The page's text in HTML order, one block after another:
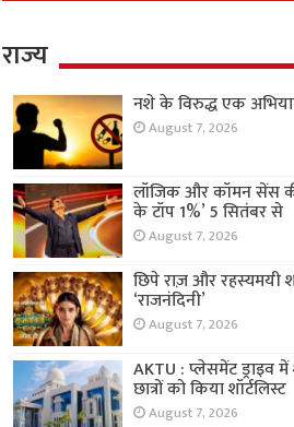
राज्य
नशे के विरुद्ध एक
August 7, 2026
लॉजिक और कॉमन सेंस की
के टॉप 1%’ 5 सितंबर से
August 7, 2026
छिपे राज़ और रहस्यमयी
‘राजनंदिनी’
August 7, 2026
AKTU : प्लेसमेंट ड्राइव में
छात्रों को किया शॉर्टलिस्ट
August 7, 2026